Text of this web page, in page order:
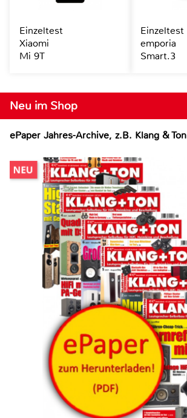
Neu im Shop
ePaper Jahres-Archive, z.B. Klang & Ton
Einzeltest
Xiaomi
Mi 9T
Einzeltest
emporia
Smart.3